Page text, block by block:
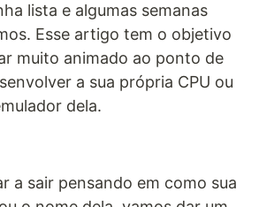
lista e algumas semanas
Esse artigo tem o objetivo
muito animado ao ponto de
a sua própria CPU ou
dela.
a sair pensando em como sua